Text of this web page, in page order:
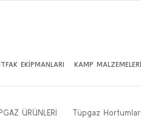
EKİPMANLARI KAMP MALZEMELERİ
ÜRÜNLERİ Tüpgaz Hortumları